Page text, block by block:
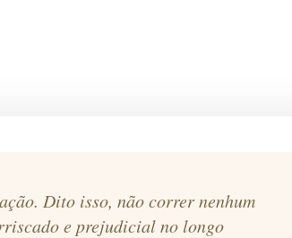
Dito isso, não correr nenhum
e prejudicial no longo